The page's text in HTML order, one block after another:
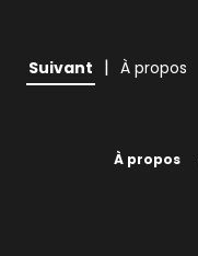
Suivant | À propos
À propos